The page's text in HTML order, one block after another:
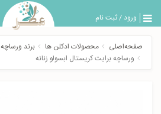
ورود/ثبت نام
بازگشت
صفحه‌اصلی محصولات ادکلن ها
برند ورساچه
ورساچه برایت کریستال ابسولو زنانه